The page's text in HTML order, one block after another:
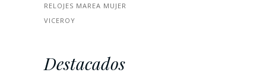
RELOJES MAREA MUJER
VICEROY
Destacados